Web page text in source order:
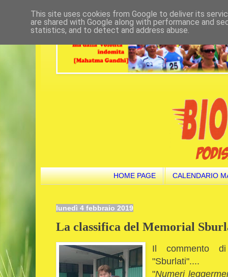
HOME PAGE CALENDARIO
lunedì 4 febbraio 2019
La classifica del Memorial
Il commento
"Sburlati"....
"Numeri
This site uses cookies from Google to deliver its
are shared with Google along with performance and
statistics, and to detect and address abuse.